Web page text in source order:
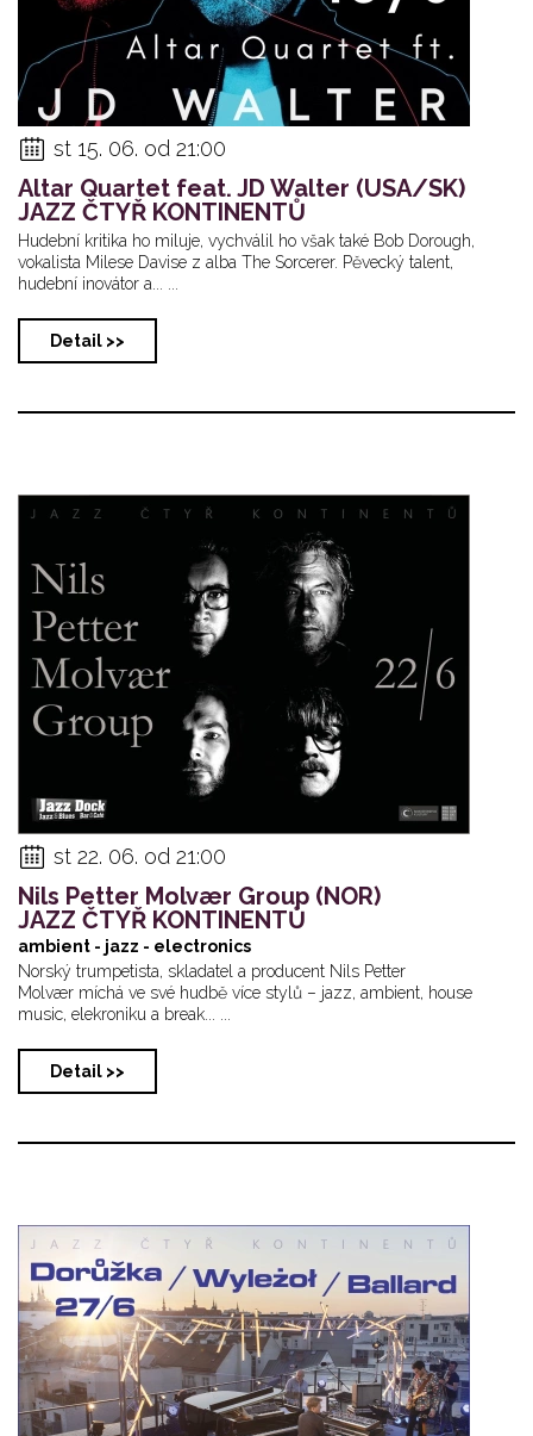
st 15. 06. od 21:00
Altar Quartet feat. JD Walter (USA/SK)
JAZZ ČTYŘ KONTINENTŮ
Hudební kritika ho miluje, vychválil ho však také Bob Dorough,
vokalista Milese Davise z alba The Sorcerer. Pěvecký talent,
hudební inovátor a... ...
Detail >>
st 22. 06. od 21:00
Nils Petter Molvær Group (NOR)
JAZZ ČTYŘ KONTINENTŮ
ambient - jazz - electronics
Norský trumpetista, skladatel a producent Nils Petter
Molvær míchá ve své hudbě více stylů – jazz, ambient, house
music, elekroniku a break... ...
Detail >>